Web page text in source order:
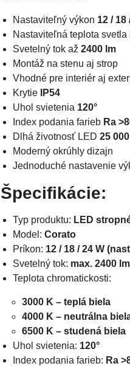
Nastaviteľný výkon 12 / 18
Nastaviteľná teplota svetla
Svetelný tok až2400 lm
Montáž na stenu aj strop
Vhodné pre interiér aj
Krytie
IP54
Uhol svietenia 120°
Index podania farieb Ra
Dlhá životnosť LED25
Moderný okrúhly dizajn
Jednoduché nastavenie
Špecifikácie:
Typ produktu: LED
Model:Corato
Príkon: 12 / 18 / 24 W
Svetelný tok: max. 2400 lm
Teplota chromatickosti:
3000 K – teplá biela
4000 K – neutrálna
6500 K – studená biela
Uhol svietenia: 120°
Index podania farieb: Ra